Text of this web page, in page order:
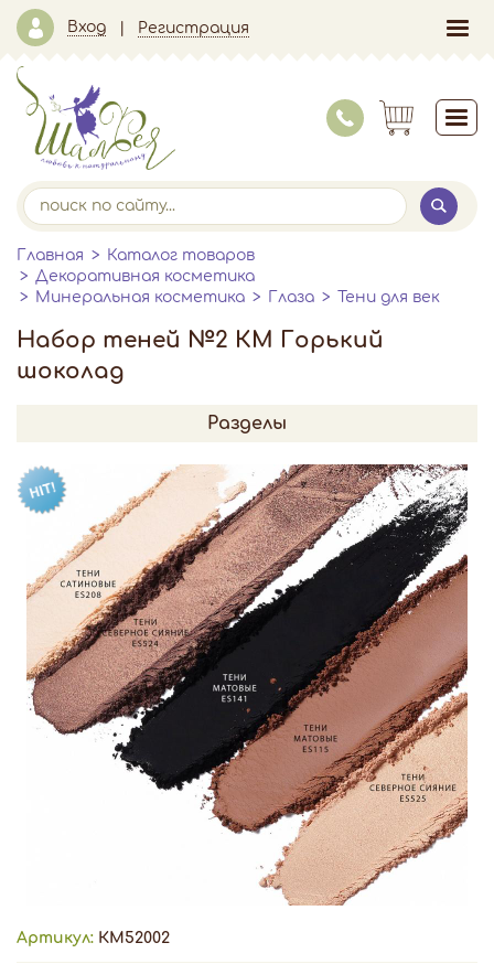
Вход Регистрация
Главная
Каталог товаров
Декоративная косметика
Минеральная косметика
Глаза Тени для век
Набор теней №2 КМ Горький
шоколад
Разделы
Артикул: КМ52002